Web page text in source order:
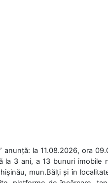
la 11.08.2026, ora
3 ani, a 13 bunuri imobile
mun.Bălți și în